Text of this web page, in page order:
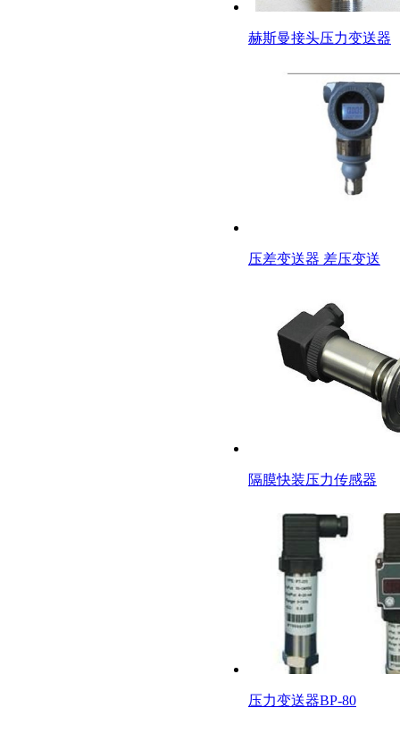
赫斯曼接头压力变送器
压差变送器 差压变送
隔膜快装压力传感器
压力变送器BP-80